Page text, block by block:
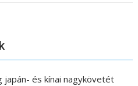
és kínai nagykövetét